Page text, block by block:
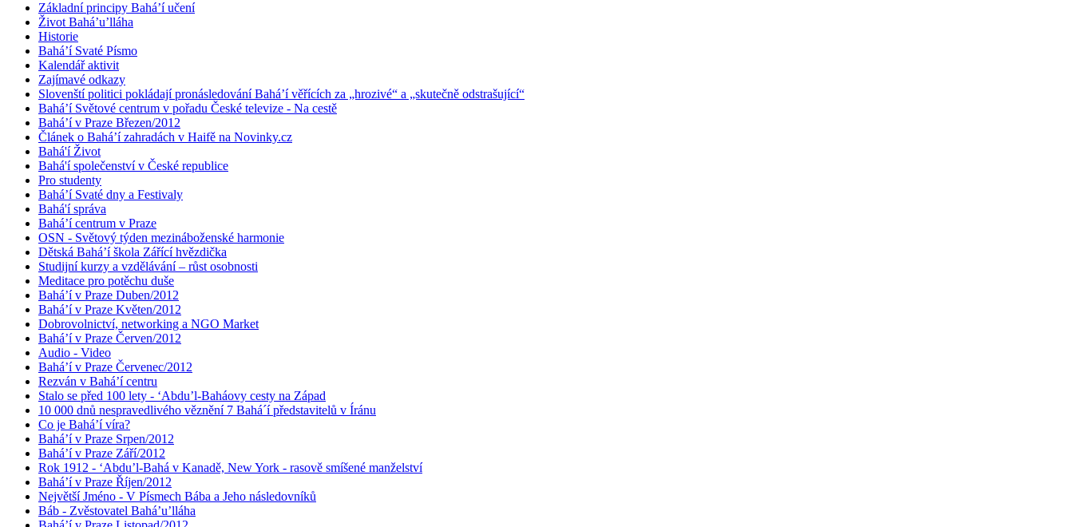
Základní principy Bahá’í učení
Život Bahá’u’lláha
Historie
Bahá’í Svaté Písmo
Kalendář aktivit
Zajímavé odkazy
Slovenští politici pokládají pronásledování Bahá’í věřících za „hrozivé“ a „skutečně odstrašující“
Bahá’í Světové centrum v pořadu České televize - Na cestě
Bahá’í v Praze Březen/2012
Článek o Bahá’í zahradách v Haifě na Novinky.cz
Bahá'í Život
Bahá'í společenství v České republice
Pro studenty
Bahá’í Svaté dny a Festivaly
Bahá'í správa
Bahá’í centrum v Praze
OSN - Světový týden mezináboženské harmonie
Dětská Bahá’í škola Zářící hvězdička
Studijní kurzy a vzdělávání – růst osobnosti
Meditace pro potěchu duše
Bahá’í v Praze Duben/2012
Bahá’í v Praze Květen/2012
Dobrovolnictví, networking a NGO Market
Bahá’í v Praze Červen/2012
Audio - Video
Bahá’í v Praze Červenec/2012
Rezván v Bahá’í centru
Stalo se před 100 lety - ‘Abdu’l-Baháovy cesty na Západ
10 000 dnů nespravedlivého věznění 7 Bahá´í představitelů v Íránu
Co je Bahá’í víra?
Bahá’í v Praze Srpen/2012
Bahá’í v Praze Září/2012
Rok 1912 - ‘Abdu’l-Bahá v Kanadě, New York - rasově smíšené manželství
Bahá’í v Praze Říjen/2012
Největší Jméno - V Písmech Bába a Jeho následovníků
Báb - Zvěstovatel Bahá’u’lláha